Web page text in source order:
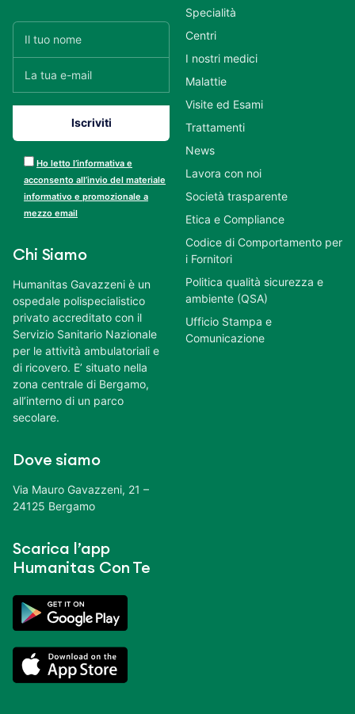
Ho letto l’informativa e
acconsento all’invio del materiale
informativo e promozionale a
mezzo email
Chi Siamo
Humanitas Gavazzeni è un
ospedale polispecialistico
privato accreditato con il
Servizio Sanitario Nazionale
per le attività ambulatoriali e
di ricovero. E’ situato nella
zona centrale di Bergamo,
all’interno di un parco
secolare.
Dove siamo
Via Mauro Gavazzeni, 21 –
24125 Bergamo
Scarica l’app
Humanitas Con Te
Specialità
Centri
I nostri medici
Malattie
Visite ed Esami
Trattamenti
News
Lavora con noi
Società trasparente
Etica e Compliance
Codice di Comportamento per
i Fornitori
Politica qualità sicurezza e
ambiente (QSA)
Ufficio Stampa e
Comunicazione